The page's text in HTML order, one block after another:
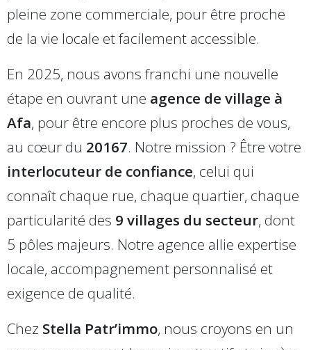
pleine zone commerciale, pour être proche
de la vie locale et facilement accessible.
En 2025, nous avons franchi une nouvelle
étape en ouvrant une agence de village à
Afa, pour être encore plus proches de vous,
au cœur du 20167. Notre mission ? Être votre
interlocuteur de confiance, celui qui
connaît chaque rue, chaque quartier, chaque
particularité des 9 villages du secteur, dont
5 pôles majeurs. Notre agence allie expertise
locale, accompagnement personnalisé et
exigence de qualité.
Chez Stella Patr’immo, nous croyons en un